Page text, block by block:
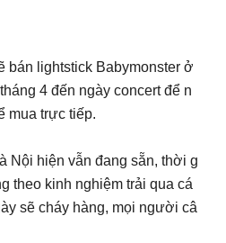
bán lightstick Babymonster ở
4 đến ngày concert để n
mua trực tiếp.
Nội hiện vẫn đang sẵn, thời g
theo kinh nghiệm trải qua cá
sẽ cháy hàng, mọi người câ